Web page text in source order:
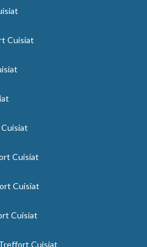
Cuisiat
Cuisiat
Cuisiat
Cuisiat
Cuisiat